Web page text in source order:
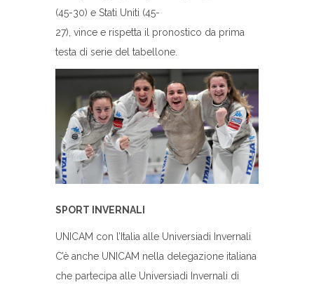
(45-30) e Stati Uniti (45-
27), vince e rispetta il pronostico da prima
testa di serie del tabellone.
SPORT INVERNALI
UNICAM con l’Italia alle Universiadi Invernali
C’è anche UNICAM nella delegazione italiana
che partecipa alle Universiadi Invernali di